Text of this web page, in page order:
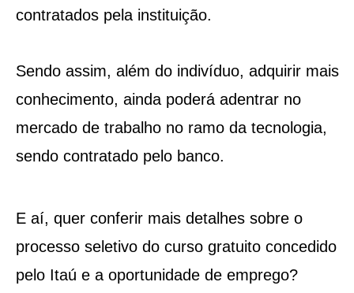
contratados pela instituição.
Sendo assim, além do indivíduo, adquirir mais
conhecimento, ainda poderá adentrar no
mercado de trabalho no ramo da tecnologia,
sendo contratado pelo banco.
E aí, quer conferir mais detalhes sobre o
processo seletivo do curso gratuito concedido
pelo Itaú e a oportunidade de emprego?